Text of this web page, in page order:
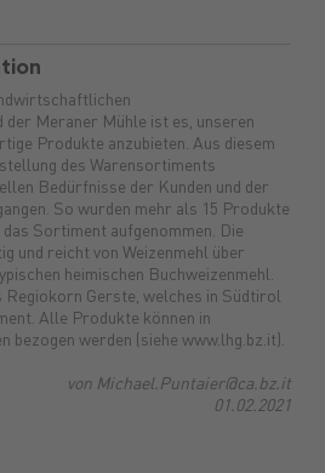
der Meraner Mühle ist es, unseren
Produkte anzubieten. Aus diesem
des Warensortiments
Bedürfnisse der Kunden und der
So wurden mehr als 15 Produkte
Sortiment aufgenommen. Die
und reicht von Weizenmehl über
heimischen Buchweizenmehl.
Regiokorn Gerste, welches in Südtirol
Alle Produkte können in
bezogen werden (siehe www.lhg.bz.it).
von Michael.Puntaier@ca.bz.it
01.02.2021